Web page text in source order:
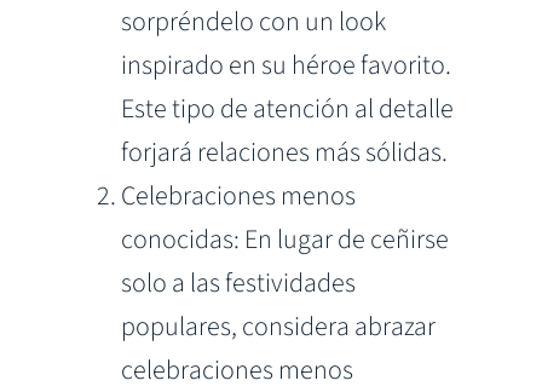
sorpréndelo con un look
inspirado en su héroe favorito.
Este tipo de atención al detalle
forjará relaciones más sólidas.
Celebraciones menos
conocidas: En lugar de ceñirse
solo a las festividades
populares, considera abrazar
celebraciones menos